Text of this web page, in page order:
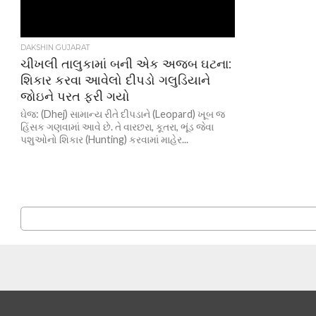
DAKSHIN GUJARAT
ચીખલી તાલુકામાં બની એક અજબ ઘટના:
શિકાર કરવા આવેલો દીપડો ગલુડિયાને
જોઇને પરત ફરી ગયો
ઘેજ: (Dhej) સામાન્ય રીતે દીપડાને (Leopard) ખૂબ જ
હિંસક ગણવામાં આવે છે. તે વારછરા, કૂતરા, ભૂંડ જેવા
પશુઓનો શિકાર (Hunting) કરવામાં માહેર...